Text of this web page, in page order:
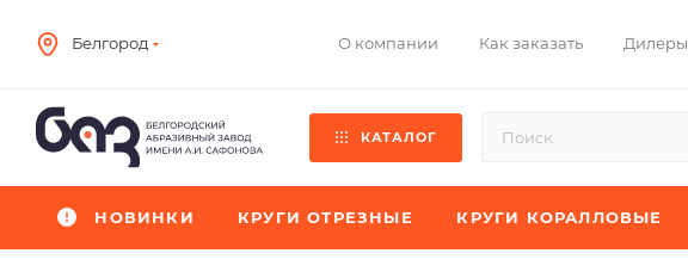
Белгород О компании Как заказать Дилеры
КАТАЛОГ
НОВИНКИ КРУГИ ОТРЕЗНЫЕ КРУГИ КОРАЛЛОВЫЕ